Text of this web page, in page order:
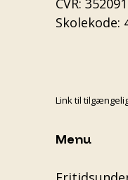
CVR:
Skolekode:
Link til
Menu